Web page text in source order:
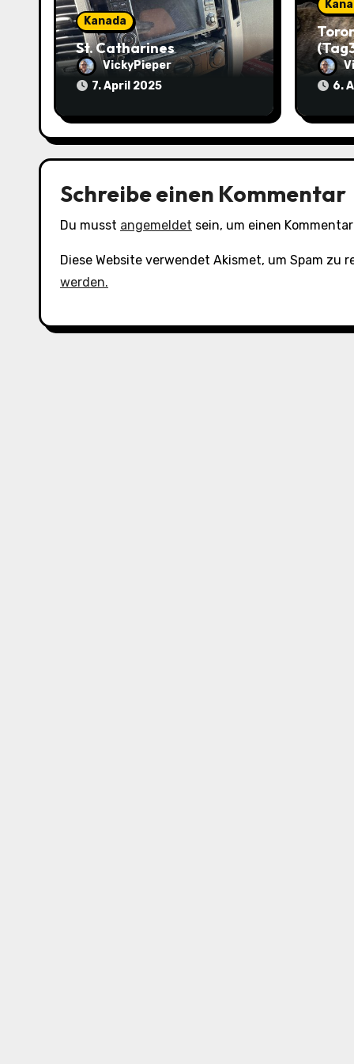
a
t
i
o
n
Kanada
St. Catharines
VickyPieper
7. April 2025
6.
Schreibe einen Kommentar
Du musst angemeldet sein, um einen
Diese Website verwendet Akismet, um Spam zu
werden.